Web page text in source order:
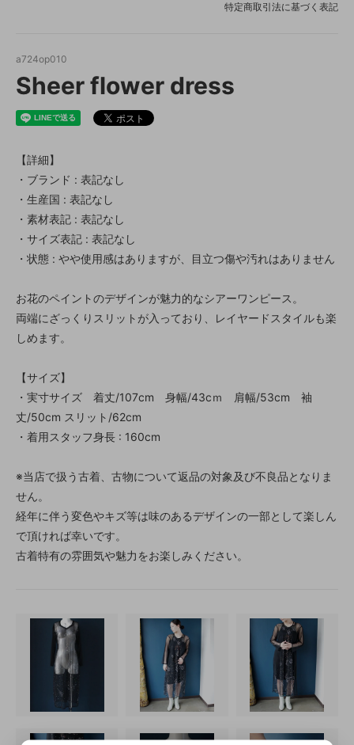
特定商取引法に基づく表記
a724op010
Sheer flower dress
【詳細】
・ブランド : 表記なし
・生産国 : 表記なし
・素材表記 : 表記なし
・サイズ表記 : 表記なし
・状態 : やや使用感はありますが、目立つ傷や汚れはありません
お花のペイントのデザインが魅力的なシアーワンピース。
両端にざっくりスリットが入っており、レイヤードスタイルも楽
しめます。
【サイズ】
・実寸サイズ 着丈/107cm 身幅/43cｍ 肩幅/53cm 袖
丈/50cm スリット/62cm
・着用スタッフ身長 : 160cm
※当店で扱う古着、古物について返品の対象及び不良品となりま
せん。
経年に伴う変色やキズ等は味のあるデザインの一部として楽しん
で頂ければ幸いです。
古着特有の雰囲気や魅力をお楽しみください。